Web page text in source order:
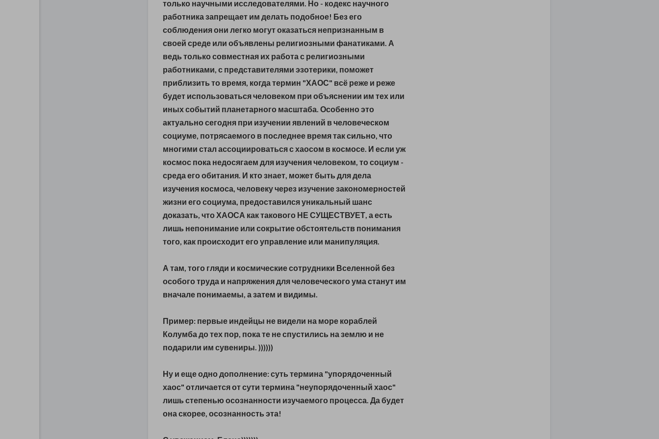
только научными исследователями. Но - кодекс научного
работника запрещает им делать подобное! Без его
соблюдения они легко могутоказаться непризнанным в
своей среде или объявлены религиозными фанатиками. А
ведь только совместная их работа с религиозными
работниками, с представителями эзотерики, поможет
приблизить то время, когда термин "ХАОС" всё реже и реже
будет использоваться человеком при объяснении им тех или
иных событий планетарного масштаба. Особенно это
актуально сегодня при изучении явлений в человеческом
социуме, потрясаемого в последнее время так сильно, что
многими стал ассоциироваться с хаосом в космосе. И если уж
космос пока недосягаем для изучения человеком, то социум -
среда его обитания. И кто знает, может быть для дела
изучения космоса, человеку через изучение закономерностей
жизни его социума, предоставился уникальный шанс
доказать, что ХАОСА как такового НЕ СУЩЕСТВУЕТ, а есть
лишь непонимание или сокрытие обстоятельств понимания
того, как происходит его управление или манипуляция.
А там, того гляди и космические сотрудники Вселенной без
особого труда и напряжения для человеческого ума станут им
вначале понимаемы, а затем и видимы.
Пример: первые индейцы не видели на море кораблей
Колумба до тех пор, пока те не спустились на землю и не
подарили им сувениры. ))))))
Ну и еще одно дополнение: суть термина "упорядоченный
хаос" отличается от сути термина "неупорядоченный хаос"
лишь степенью осознанности изучаемого процесса. Да будет
она скорее, осознанность эта!